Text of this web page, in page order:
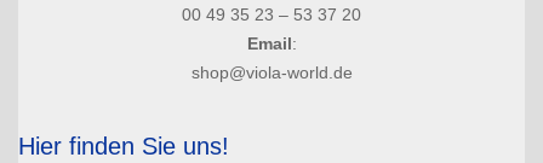
00 49 35 23 – 53 37 20
Email:
shop@viola-world.de
Hier finden Sie uns!